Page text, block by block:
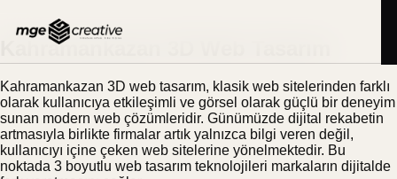
Kahramankazan 3D Web Tasarım
Kahramankazan 3D web tasarım, klasik web sitelerinden farklı
olarak kullanıcıya etkileşimli ve görsel olarak güçlü bir deneyim
sunan modern web çözümleridir. Günümüzde dijital rekabetin
artmasıyla birlikte firmalar artık yalnızca bilgi veren değil,
kullanıcıyı içine çeken web sitelerine yönelmektedir. Bu
noktada 3 boyutlu web tasarım teknolojileri markaların dijitalde